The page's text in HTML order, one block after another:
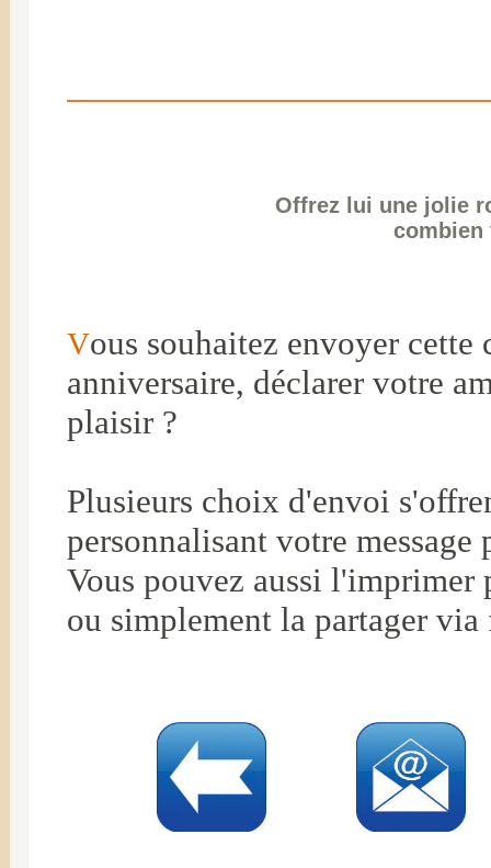
Offrez lui une jolie
combien
Vous souhaitez envoyer
anniversaire, déclarer votre
plaisir ?
Plusieurs choix d'envoi
personnalisant votre
Vous pouvez aussi
ou simplement la partager